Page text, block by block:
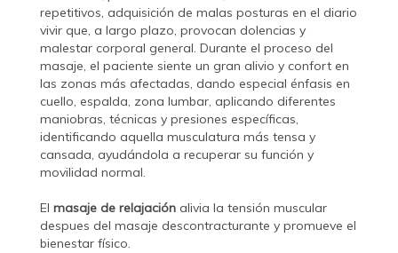
repetitivos, adquisición de malas posturas en el diario
vivir que, a largo plazo, provocan dolencias y
malestar corporal general. Durante el proceso del
masaje, el paciente siente un gran alivio y confort en
las zonas más afectadas, dando especial énfasis en
cuello, espalda, zona lumbar, aplicando diferentes
maniobras, técnicas y presiones específicas,
identificando aquella musculatura más tensa y
cansada, ayudándola a recuperar su función y
movilidad normal.
El masaje de relajación alivia la tensión muscular
despues del masaje descontracturante y promueve el
bienestar físico.